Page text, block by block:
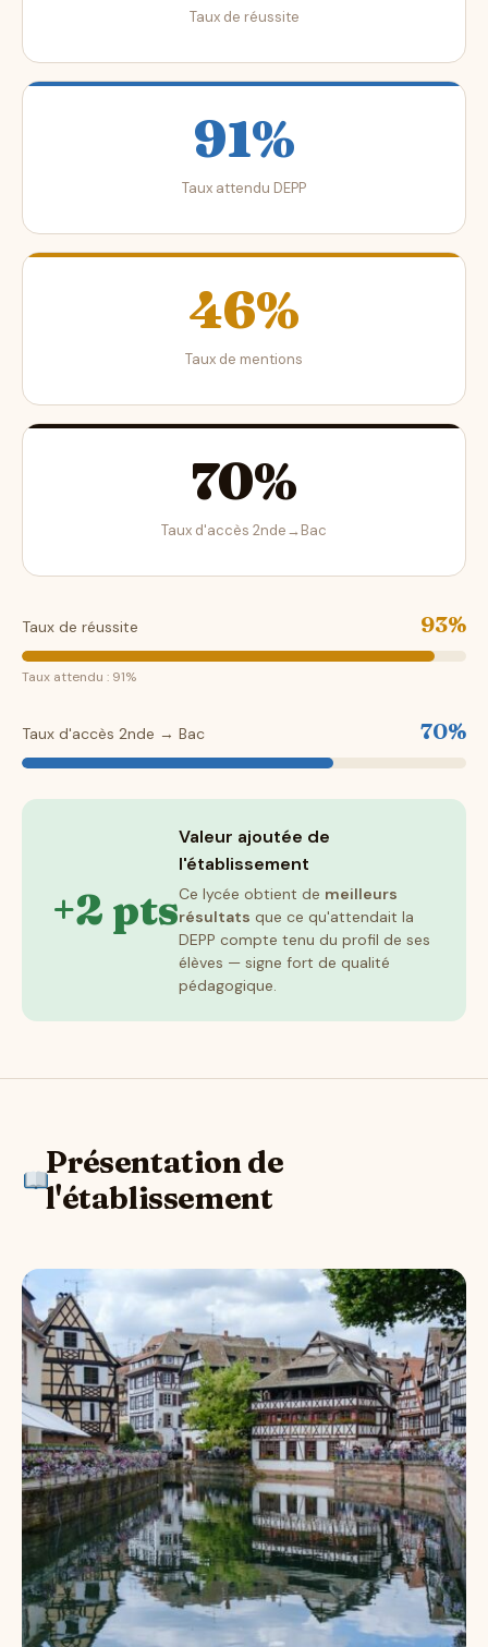
Taux de réussite
91%
Taux attendu DEPP
46%
Taux de mentions
70%
Taux d'accès 2nde→Bac
Taux de réussite 93%
Taux attendu : 91%
Taux d'accès 2nde → Bac 70%
+2 pts
Valeur ajoutée de
l'établissement
Ce lycée obtient de meilleurs
résultats que ce qu'attendait la
DEPP compte tenu du profil de ses
élèves — signe fort de qualité
pédagogique.
Présentation de
l'établissement